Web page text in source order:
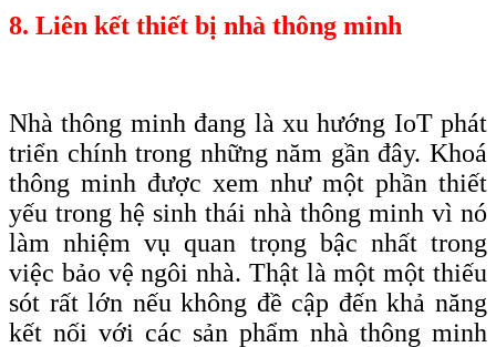
8. Liên kết thiết bị nhà thông minh
Nhà thông minh đang là xu hướng IoT phát
triển chính trong những năm gần đây. Khoá
thông minh được xem như một phần thiết
yếu trong hệ sinh thái nhà thông minh vì nó
làm nhiệm vụ quan trọng bậc nhất trong
việc bảo vệ ngôi nhà. Thật là một một thiếu
sót rất lớn nếu không đề cập đến khả năng
kết nối với các sản phẩm nhà thông minh